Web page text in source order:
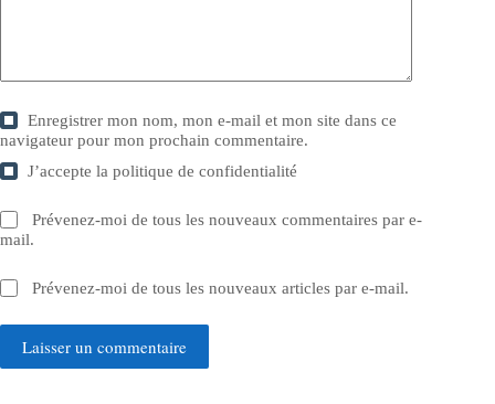
Enregistrer mon nom, mon e-mail et mon site dans ce
navigateur pour mon prochain commentaire.
J’accepte lapolitique de confidentialité
Prévenez-moi de tous les nouveaux commentaires par e-
mail.
Prévenez-moi de tous les nouveaux articles par e-mail.
Laisser un commentaire